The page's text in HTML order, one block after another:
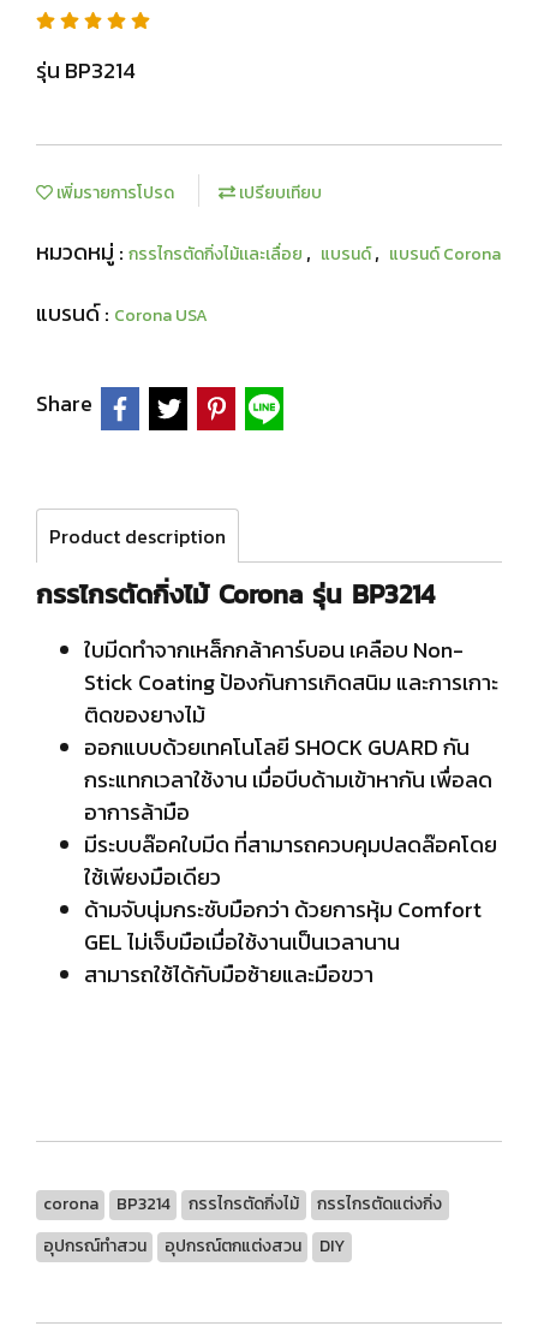
รุ่น BP3214
เพิ่มรายการโปรด เปรียบเทียบ
หมวดหมู่ : กรรไกรตัดกิ่งไม้เเละเลื่อย , แบรนด์, แบรนด์ Corona
แบรนด์ : Corona USA
Share
Product description
กรรไกรตัดกิ่งไม้ Corona รุ่น BP3214
ใบมีดทำจากเหล็กกล้าคาร์บอน เคลือบ Non-
Stick Coating ป้องกันการเกิดสนิม และการเกาะ
ติดของยางไม้
ออกแบบด้วยเทคโนโลยี SHOCK GUARD กัน
กระแทกเวลาใช้งาน เมื่อบีบด้ามเข้าหากัน เพื่อลด
อาการล้ามือ
มีระบบล๊อคใบมีด ที่สามารถควบคุมปลดล๊อคโดย
ใช้เพียงมือเดียว
ด้ามจับนุ่มกระชับมือกว่า ด้วยการหุ้ม Comfort
GEL ไม่เจ็บมือเมื่อใช้งานเป็นเวลานาน
สามารถใช้ได้กับมือซ้ายและมือขวา
corona BP3214 กรรไกรตัดกิ่งไม้
กรรไกรตัดแต่งกิ่ง
อุปกรณ์ทำสวน
อุปกรณ์ตกแต่งสวน DIY